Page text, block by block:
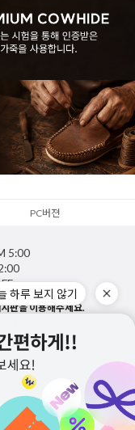
PC버젼
5:00
판을 이용해주세요.
게시판 문의하기
하루 보지 않기